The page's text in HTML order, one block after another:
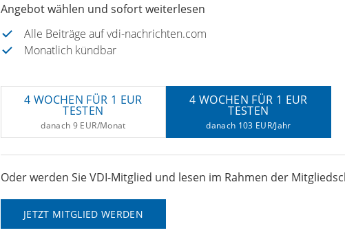
Angebot wählen und sofort weiterlesen
Alle Beiträge auf vdi-nachrichten.com
Monatlich kündbar
4 WOCHEN FÜR 1 EUR
TESTEN
danach 9 EUR/Monat
4 WOCHEN FÜR 1 EUR
TESTEN
danach 103 EUR/Jahr
Oder werden Sie VDI-Mitglied und lesen im Rahmen der
JETZT MITGLIED WERDEN